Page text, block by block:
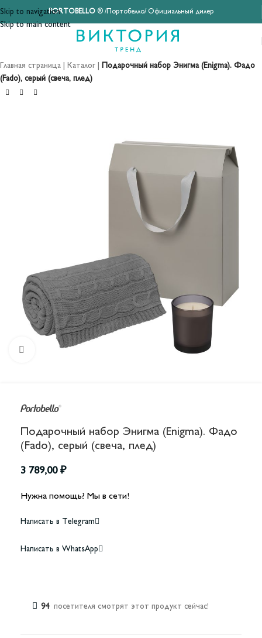
Skip to navigation
Skip to main content
PORTOBELLO® /Портобелло/ Официальный дилер
Главная страница Каталог
Подарочный набор Энигма (Enigma). Фадо
(Fado), серый (свеча, плед)
Увеличить
Подарочный набор Энигма (Enigma). Фадо
(Fado), серый (свеча, плед)
3 789,00 ₽
Нужна помощь? Мы в сети!
Написать в Telegram
Написать в WhatsApp
94 посетителя смотрят этот продукт сейчас!